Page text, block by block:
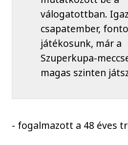
válogatottban.
csapatember,
játékosunk, már a
Szuperkupa-
magas szinten
- fogalmazott a 48 éves